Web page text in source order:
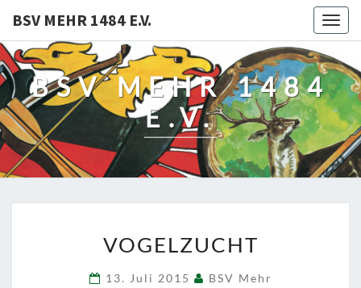
BSV MEHR 1484 E.V.
BSV MEHR 1484
E.V.
VOGELZUCHT
13. Juli 2015 BSV Mehr